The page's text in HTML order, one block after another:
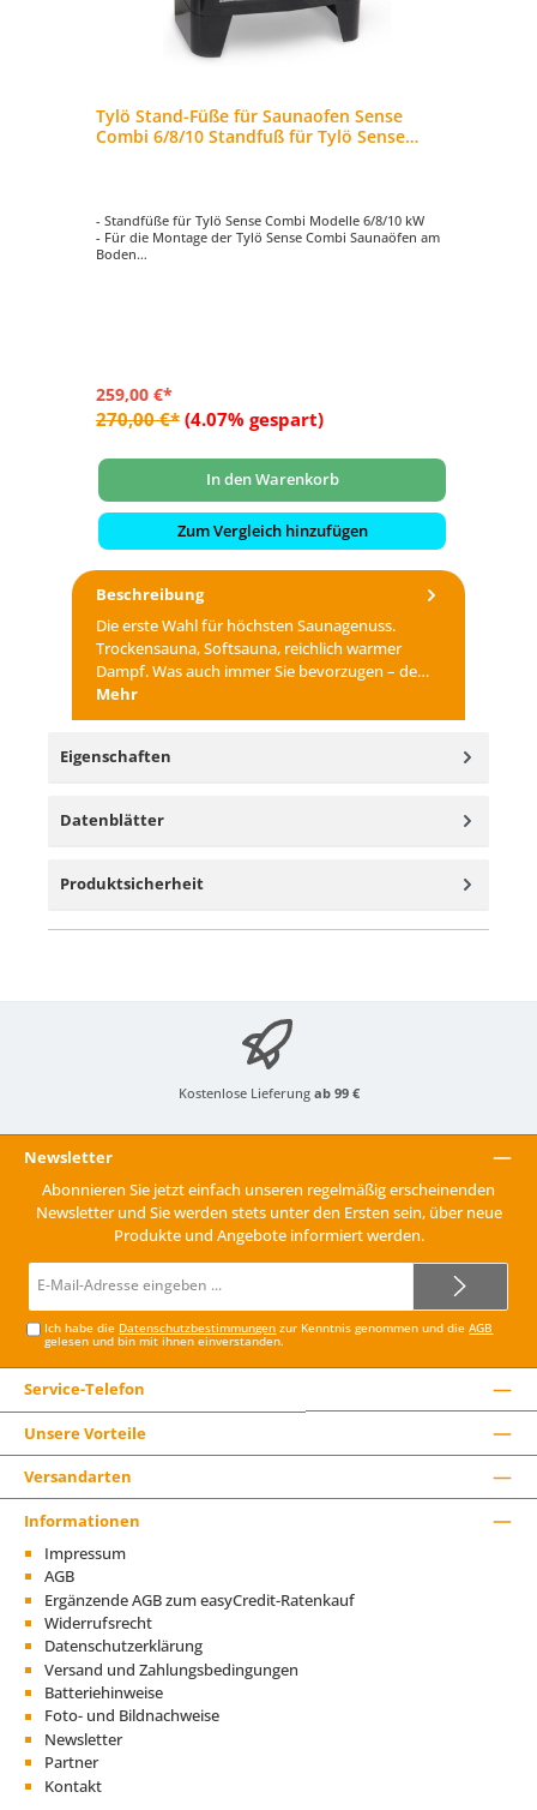
Tylö Stand-Füße für Saunaofen Sense
Combi 6/8/10 Standfuß für Tylö Sense
- Standfüße für Tylö Sense Combi Modelle 6/8/10 kW
- Für die Montage der Tylö Sense Combi Saunaöfen am
Boden
259,00 €*
270,00 €* (4.07% gespart)
In den Warenkorb
Zum Vergleich hinzufügen
Beschreibung
Die erste Wahl für höchsten Saunagenuss.
Trockensauna, Softsauna, reichlich warmer
Dampf. Was auch immer Sie bevorzugen – de…
Mehr
Eigenschaften
Datenblätter
Produktsicherheit
Kostenlose Lieferung ab 99 €
Newsletter
Abonnieren Sie jetzt einfach unseren regelmäßig erscheinenden
Newsletter und Sie werden stets unter den Ersten sein, über neue
Produkte und Angebote informiert werden.
Mail-
Ich habe die Datenschutzbestimmungen zur Kenntnis genommen und dieAGB
gelesen und bin mit ihnen einverstanden.
Service-Telefon
Unsere Vorteile
Versandarten
Informationen
Impressum
AGB
Ergänzende AGB zum easyCredit-Ratenkauf
Widerrufsrecht
Datenschutzerklärung
Versand und Zahlungsbedingungen
Batteriehinweise
Foto- und Bildnachweise
Newsletter
Partner
Kontakt